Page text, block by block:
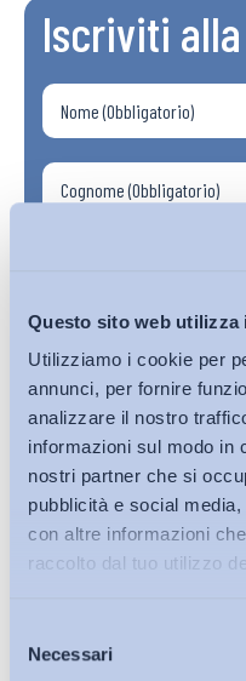
Questo sito web utilizza
Utilizziamo i cookie per
annunci, per fornire
analizzare il nostro
informazioni sul modo in
nostri partner che si
pubblicità e social
con altre informazioni
raccolto dal tuo utilizzo
delNecessariBollettini ADAPT
Iscriviti